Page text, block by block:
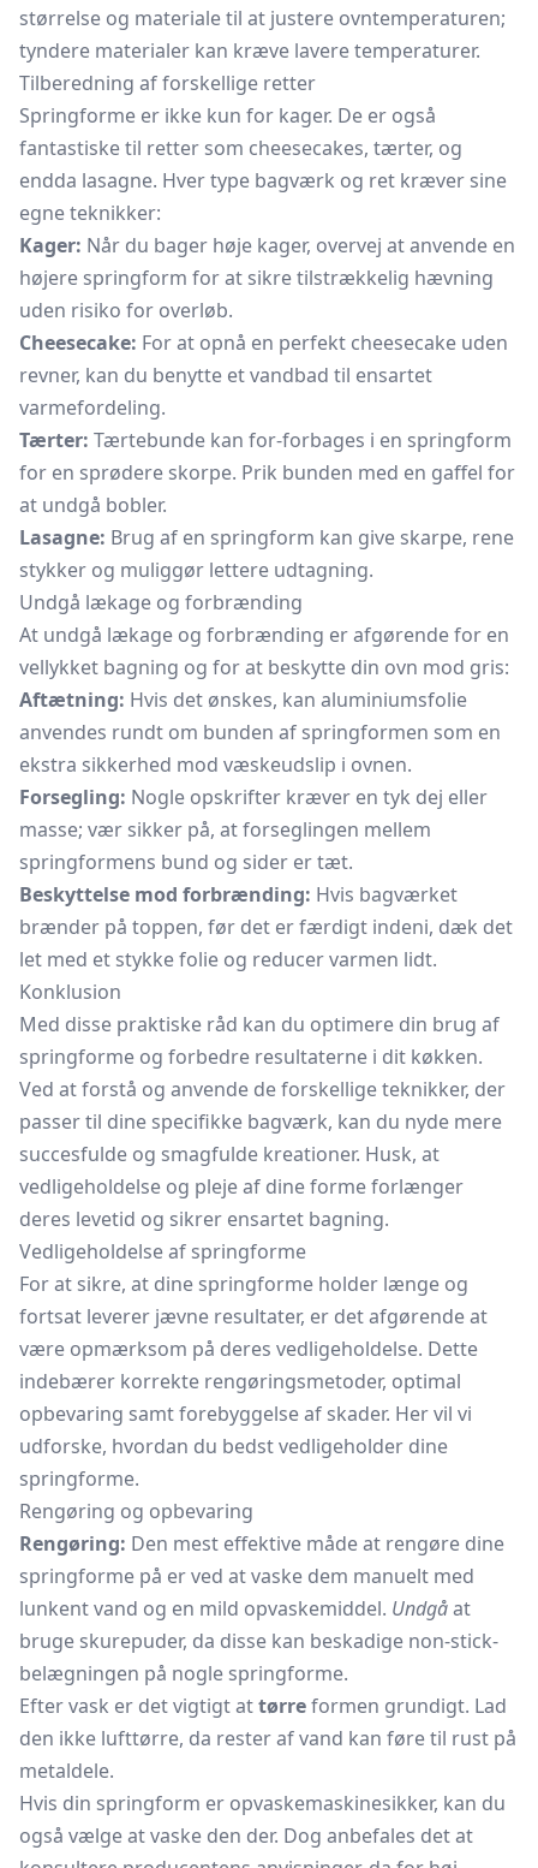
størrelse og materiale til at justere ovntemperaturen;
tyndere materialer kan kræve lavere temperaturer.
Tilberedning af forskellige retter
Springforme er ikke kun for kager. De er også
fantastiske til retter som cheesecakes, tærter, og
endda lasagne. Hver type bagværk og ret kræver sine
egne teknikker:
Kager: Når du bager høje kager, overvej at anvende en
højere springform for at sikre tilstrækkelig hævning
uden risiko for overløb.
Cheesecake: For at opnå en perfekt cheesecake uden
revner, kan du benytte et vandbad til ensartet
varmefordeling.
Tærter: Tærtebunde kan for-forbages i en springform
for en sprødere skorpe. Prik bunden med en gaffel for
at undgå bobler.
Lasagne: Brug af en springform kan give skarpe, rene
stykker og muliggør lettere udtagning.
Undgå lækage og forbrænding
At undgå lækage og forbrænding er afgørende for en
vellykket bagning og for at beskytte din ovn mod gris:
Aftætning: Hvis det ønskes, kan aluminiumsfolie
anvendes rundt om bunden af springformen som en
ekstra sikkerhed mod væskeudslip i ovnen.
Forsegling: Nogle opskrifter kræver en tyk dej eller
masse; vær sikker på, at forseglingen mellem
springformens bund og sider er tæt.
Beskyttelse mod forbrænding: Hvis bagværket
brænder på toppen, før det er færdigt indeni, dæk det
let med et stykke folie og reducer varmen lidt.
Konklusion
Med disse praktiske råd kan du optimere din brug af
springforme og forbedre resultaterne i dit køkken.
Ved at forstå og anvende de forskellige teknikker, der
passer til dine specifikke bagværk, kan du nyde mere
succesfulde og smagfulde kreationer. Husk, at
vedligeholdelse og pleje af dine forme forlænger
deres levetid og sikrer ensartet bagning.
Vedligeholdelse af springforme
For at sikre, at dine springforme holder længe og
fortsat leverer jævne resultater, er det afgørende at
være opmærksom på deres vedligeholdelse. Dette
indebærer korrekte rengøringsmetoder, optimal
opbevaring samt forebyggelse af skader. Her vil vi
udforske, hvordan du bedst vedligeholder dine
springforme.
Rengøring og opbevaring
Rengøring: Den mest effektive måde at rengøre dine
springforme på er ved at vaske dem manuelt med
lunkent vand og en mild opvaskemiddel. Undgåat
bruge skurepuder, da disse kan beskadige non-stick-
belægningen på nogle springforme.
Efter vask er det vigtigt attørreformen grundigt. Lad
den ikke lufttørre, da rester af vand kan føre til rust på
metaldele.
Hvis din springform er opvaskemaskinesikker, kan du
også vælge at vaske den der. Dog anbefales det at